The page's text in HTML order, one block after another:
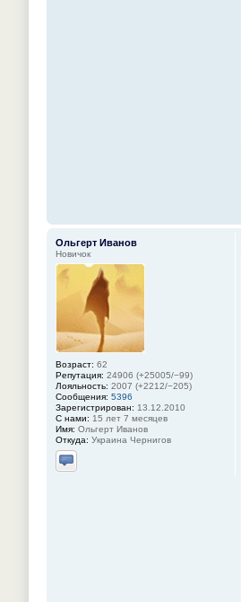
Ольгерт Иванов
Новичок
Возраст: 62
Репутация: 24906 (+25005/−99)
Лояльность: 2007 (+2212/−205)
Сообщения: 5396
Зарегистрирован: 13.12.2010
С нами: 15 лет 7 месяцев
Имя: Ольгерт Иванов
Откуда: Украина Чернигов
Отправить личное сообщение